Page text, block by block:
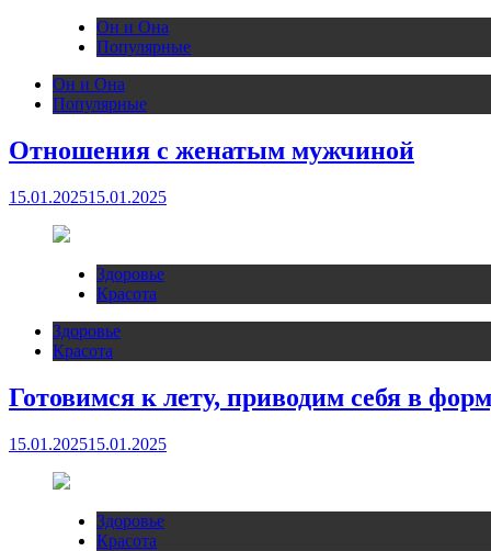
Он и Она
Популярные
Он и Она
Популярные
Отношения с женатым мужчиной
15.01.202515.01.2025
Здоровье
Красота
Здоровье
Красота
Готовимся к лету, приводим себя в
15.01.202515.01.2025
Здоровье
Красота